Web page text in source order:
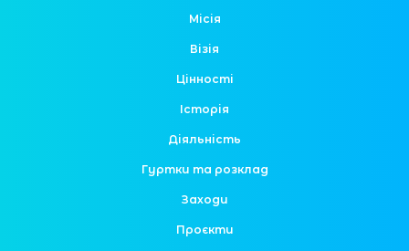
Місія
Візія
Цінності
Історія
Діяльність
Гуртки та розклад
Заходи
Проєкти